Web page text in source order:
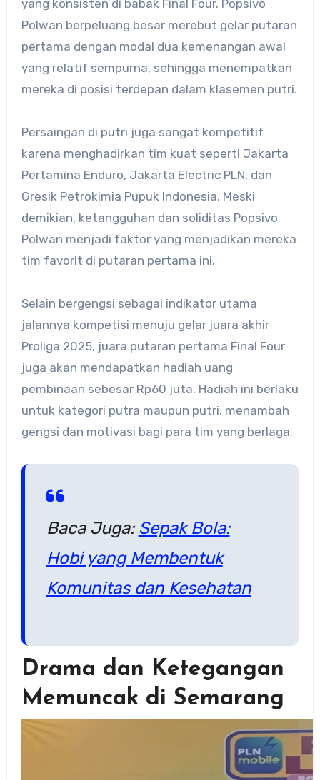
yang konsisten di babak Final Four. Popsivo
Polwan berpeluang besar merebut gelar putaran
pertama dengan modal dua kemenangan awal
yang relatif sempurna, sehingga menempatkan
mereka di posisi terdepan dalam klasemen putri.
Persaingan di putri juga sangat kompetitif
karena menghadirkan tim kuat seperti Jakarta
Pertamina Enduro, Jakarta Electric PLN, dan
Gresik Petrokimia Pupuk Indonesia. Meski
demikian, ketangguhan dan soliditas Popsivo
Polwan menjadi faktor yang menjadikan mereka
tim favorit di putaran pertama ini.
Selain bergengsi sebagai indikator utama
jalannya kompetisi menuju gelar juara akhir
Proliga 2025, juara putaran pertama Final Four
juga akan mendapatkan hadiah uang
pembinaan sebesar Rp60 juta. Hadiah ini berlaku
untuk kategori putra maupun putri, menambah
gengsi dan motivasi bagi para tim yang berlaga.
Baca Juga: Sepak Bola:
Hobi yang Membentuk
Komunitas dan Kesehatan
Drama dan Ketegangan
Memuncak di Semarang